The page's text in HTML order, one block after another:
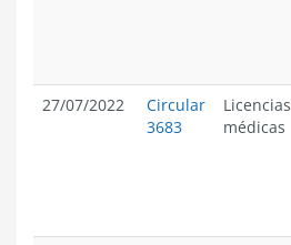
27/07/2022
Circular
3683
Licencias
médicas